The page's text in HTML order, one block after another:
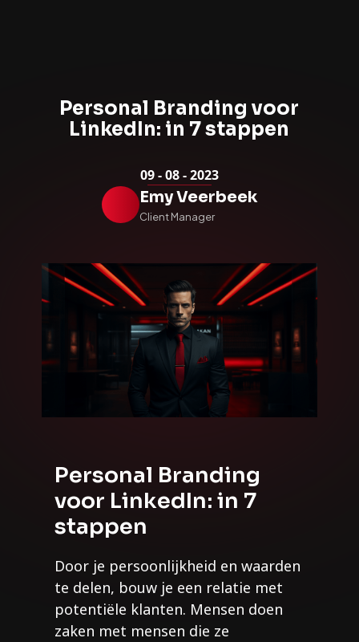
Personal Branding voor
LinkedIn: in 7 stappen
09-08-2023
Emy Veerbeek
Client Manager
Personal Branding
voor LinkedIn: in 7
stappen
Door je persoonlijkheid en waarden
te delen, bouw je een relatie met
potentiële klanten. Mensen doen
zaken met mensen die ze